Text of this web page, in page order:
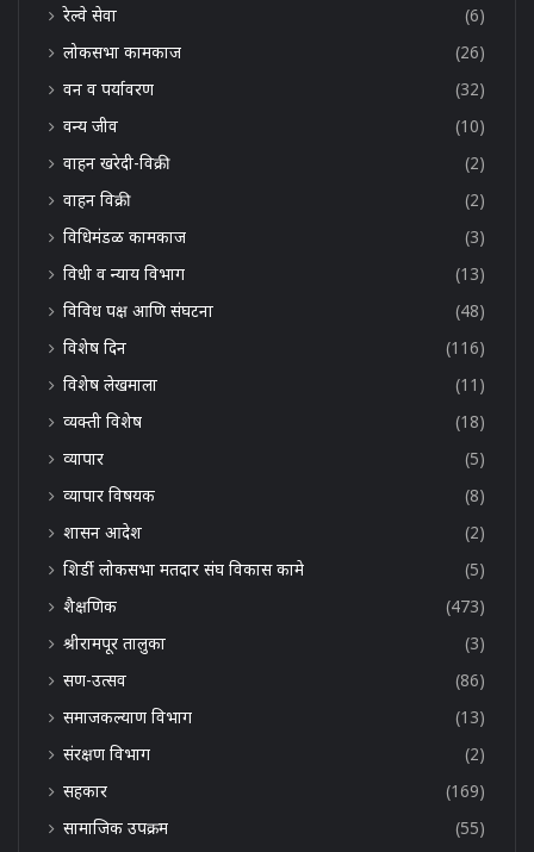
रेल्वे सेवा
(6)
लोकसभा कामकाज
(26)
वन व पर्यावरण
(32)
वन्य जीव
(10)
वाहन खरेदी-विक्री
(2)
वाहन विक्री
(2)
विधिमंडळ कामकाज
(3)
विधी व न्याय विभाग
(13)
विविध पक्ष आणि संघटना
(48)
विशेष दिन
(116)
विशेष लेखमाला
(11)
व्यक्ती विशेष
(18)
व्यापार
(5)
व्यापार विषयक
(8)
शासन आदेश
(2)
शिर्डी लोकसभा मतदार संघ विकास कामे
(5)
शैक्षणिक
(473)
श्रीरामपूर तालुका
(3)
सण-उत्सव
(86)
समाजकल्याण विभाग
(13)
संरक्षण विभाग
(2)
सहकार
(169)
सामाजिक उपक्रम
(55)